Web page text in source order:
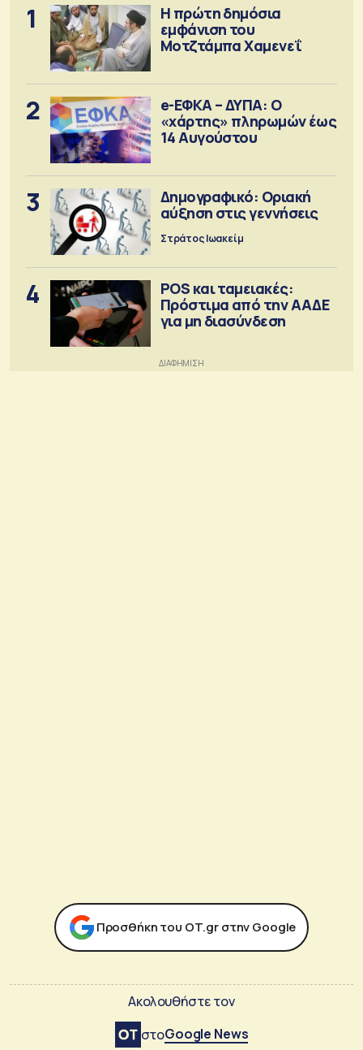
1
Η πρώτη δημόσια
εμφάνιση του
Μοτζτάμπα Χαμενεΐ
2
e-ΕΦΚΑ – ΔΥΠΑ: Ο
«χάρτης» πληρωμών έως
14 Αυγούστου
3
Δημογραφικό: Οριακή
αύξηση στις γεννήσεις
Στράτος Ιωακείμ
4
POS και ταμειακές:
Πρόστιμα από την ΑΑΔΕ
για μη διασύνδεση
Προσθήκη του ΟΤ.gr στην Google
Ακολουθήστε τον
στοGoogle News